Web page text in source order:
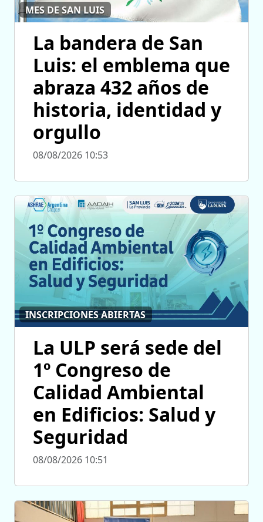
MES DE SAN LUIS
La bandera de San
Luis: el emblema que
abraza 432 años de
historia, identidad y
orgullo
08/08/2026 10:53
INSCRIPCIONES ABIERTAS
La ULP será sede del
1º Congreso de
Calidad Ambiental
en Edificios: Salud y
Seguridad
08/08/2026 10:51